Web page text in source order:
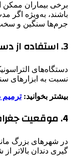
برخی بیماران
باشند، به‌ویژه اگر
جرم‌ها سنگین و
3. استفاده از دستگاه‌های پیشرفته:
دستگاه‌های
نسبت به ابزارهای
بیشتر بخوانید:ترمیم
4. موقعیت جغرافیایی:
در شهرهای بزرگ
گیری دندان بالاتر